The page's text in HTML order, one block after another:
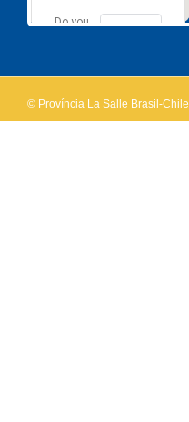
Do you
OK
© Província La Salle Brasil-Chile